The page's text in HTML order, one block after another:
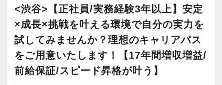
社員の持つ「やる・やりたい」という気持ちを
大事にしているため、資格を持っていなくて
も、スピーディーなキャリアアップが可能で
す！
<渋谷>【正社員/実務経験3年以上】安定
×成長×挑戦を叶える環境で自分の実力を
試してみませんか？理想のキャリアパス
をご用意いたします！【17年間増収増益/
前給保証/スピード昇格が叶う】